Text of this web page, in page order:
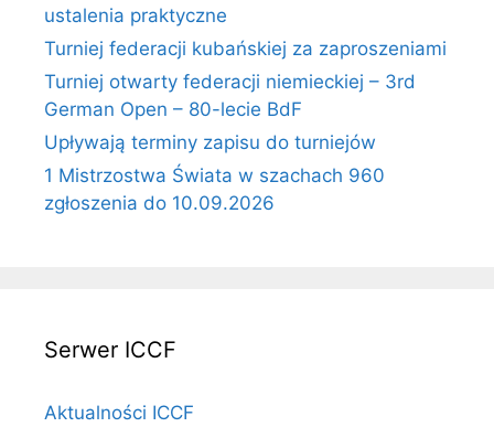
ustalenia praktyczne
Turniej federacji kubańskiej za zaproszeniami
Turniej otwarty federacji niemieckiej – 3rd
German Open – 80-lecie BdF
Upływają terminy zapisu do turniejów
1 Mistrzostwa Świata w szachach 960
zgłoszenia do 10.09.2026
Serwer ICCF
Aktualności ICCF